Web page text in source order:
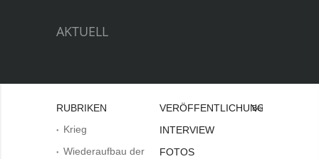
AKTUELL
RUBRIKEN
Krieg
Wiederaufbau der
VERÖFFENTLICHUNGEN
INTERVIEW
FOTOS
Bei